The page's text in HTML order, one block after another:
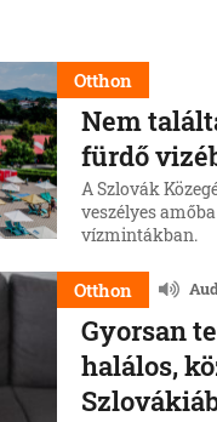
Otthon
Nem
fürdő
A Szlovák
veszélyes
vízmintákban.
Otthon
Gyorsan
halálos,